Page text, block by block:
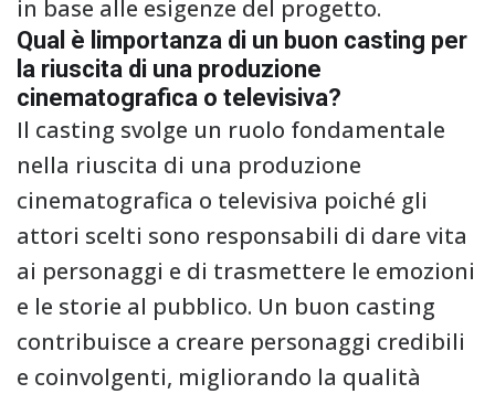
in base alle esigenze del progetto.
Qual è limportanza di un buon casting per
la riuscita di una produzione
cinematografica o televisiva?
Il casting svolge un ruolo fondamentale
nella riuscita di una produzione
cinematografica o televisiva poiché gli
attori scelti sono responsabili di dare vita
ai personaggi e di trasmettere le emozioni
e le storie al pubblico. Un buon casting
contribuisce a creare personaggi credibili
e coinvolgenti, migliorando la qualità